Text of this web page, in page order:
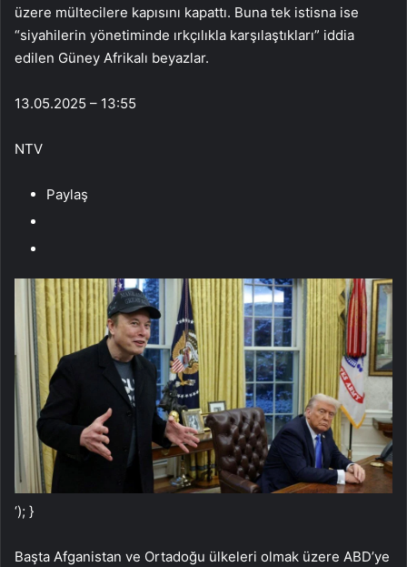
üzere mültecilere kapısını kapattı. Buna tek istisna ise
“siyahilerin yönetiminde ırkçılıkla karşılaştıkları” iddia
edilen Güney Afrikalı beyazlar.
13.05.2025 – 13:55
NTV
Paylaş
‘); }
Başta Afganistan ve Ortadoğu ülkeleri olmak üzere ABD’ye